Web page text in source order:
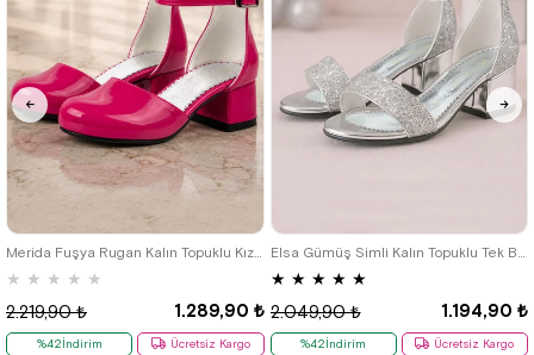
★ ★ ★ ★ ★
1.289,90 ₺
2.219,90 ₺
%42İndirim Ücretsiz Kargo
30 31
32
35
★ ★ ★ ★ ★
1.194,90 ₺
2.049,90 ₺
%42İndirim Ücretsiz Kargo